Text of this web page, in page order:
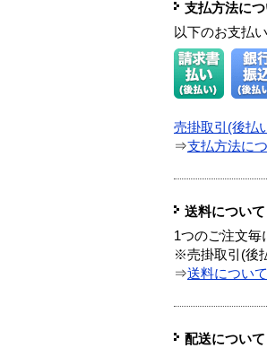
支払方法に
以下のお支払
売掛取引(後払
⇒支払方法に
送料について
1つのご注文毎
※売掛取引(後
⇒送料につい
配送について